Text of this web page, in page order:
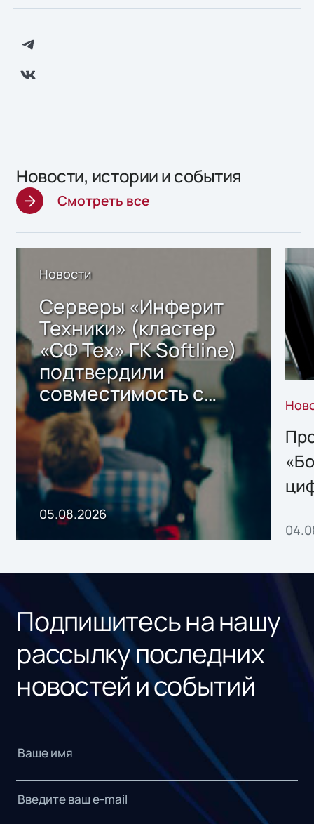
Новости, истории и события
Смотреть все
Новости
Серверы «Инферит
Техники» (кластер
«СФ Тех» ГК Softline)
подтвердили
совместимость с
решением Sharx
Storage 2.x для
хранения данных
05.08.2026
Подпишитесь на нашу
рассылку последних
новостей и событий